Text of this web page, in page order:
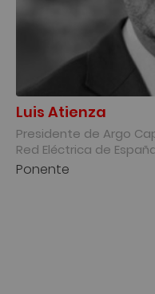
Luis Atienza
Presidente de Argo
Red Eléctrica de
Ponente